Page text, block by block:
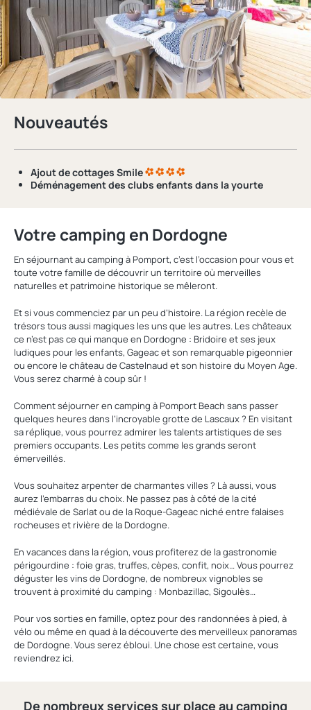
Nouveautés
Ajout de cottages Smile
Déménagement des clubs enfants dans la yourte
Votre camping en Dordogne
En séjournant au camping à Pomport, c’est l’occasion pour vous et
toute votre famille de découvrir un territoire où merveilles
naturelles et patrimoine historique se mêleront.
Et si vous commenciez par un peu d’histoire. La région recèle de
trésors tous aussi magiques les uns que les autres. Les châteaux
ce n’est pas ce qui manque en Dordogne : Bridoire et ses jeux
ludiques pour les enfants, Gageac et son remarquable pigeonnier
ou encore le château de Castelnaud et son histoire du Moyen Age.
Vous serez charmé à coup sûr !
Comment séjourner en camping à Pomport Beach sans passer
quelques heures dans l’incroyable grotte de Lascaux ? En visitant
sa réplique, vous pourrez admirer les talents artistiques de ses
premiers occupants. Les petits comme les grands seront
émerveillés.
Vous souhaitez arpenter de charmantes villes ? Là aussi, vous
aurez l’embarras du choix. Ne passez pas à côté de la cité
médiévale de Sarlat ou de la Roque-Gageac niché entre falaises
rocheuses et rivière de la Dordogne.
En vacances dans la région, vous profiterez de la gastronomie
périgourdine : foie gras, truffes, cèpes, confit, noix… Vous pourrez
déguster les vins de Dordogne, de nombreux vignobles se
trouvent à proximité du camping : Monbazillac, Sigoulès…
Pour vos sorties en famille, optez pour des randonnées à pied, à
vélo ou même en quad à la découverte des merveilleux panoramas
de Dordogne. Vous serez ébloui. Une chose est certaine, vous
reviendrez ici.
De nombreux services sur place au camping